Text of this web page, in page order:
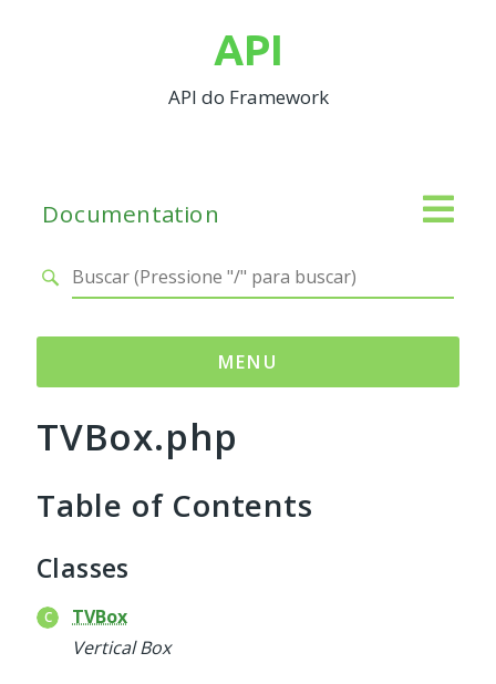
API
API do Framework
Documentation
MENU
Namespaces
Base
Database
Http
Log
TVBox.php
Table of Contents
Classes
TVBox
Vertical Box